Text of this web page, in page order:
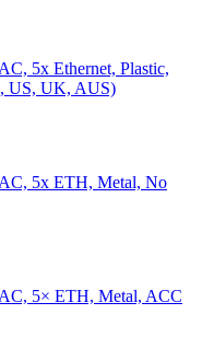
5x Ethernet, Plastic,
US, UK, AUS)
5x ETH, Metal, No
5× ETH, Metal, ACC